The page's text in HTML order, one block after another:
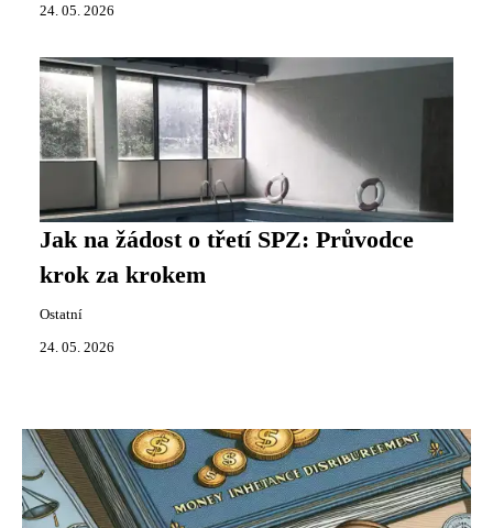
24. 05. 2026
Jak na žádost o třetí SPZ: Průvodce
krok za krokem
Ostatní
24. 05. 2026